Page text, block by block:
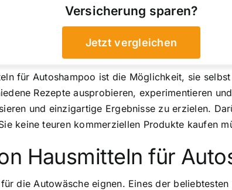
Versicherung sparen?
Jetzt vergleichen
für Autoshampoo ist die Möglichkeit, sie
Rezepte ausprobieren, experimentieren
und einzigartige Ergebnisse zu erzielen.
keine teuren kommerziellen Produkte kaufen
Hausmitteln für
die Autowäsche eignen. Eines der